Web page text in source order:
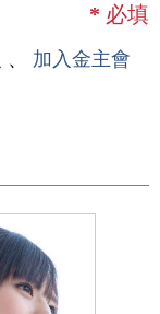
* 必填
、 加入金主會